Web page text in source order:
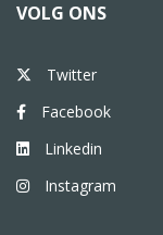
VOLG ONS
Twitter
Facebook
Linkedin
Instagram